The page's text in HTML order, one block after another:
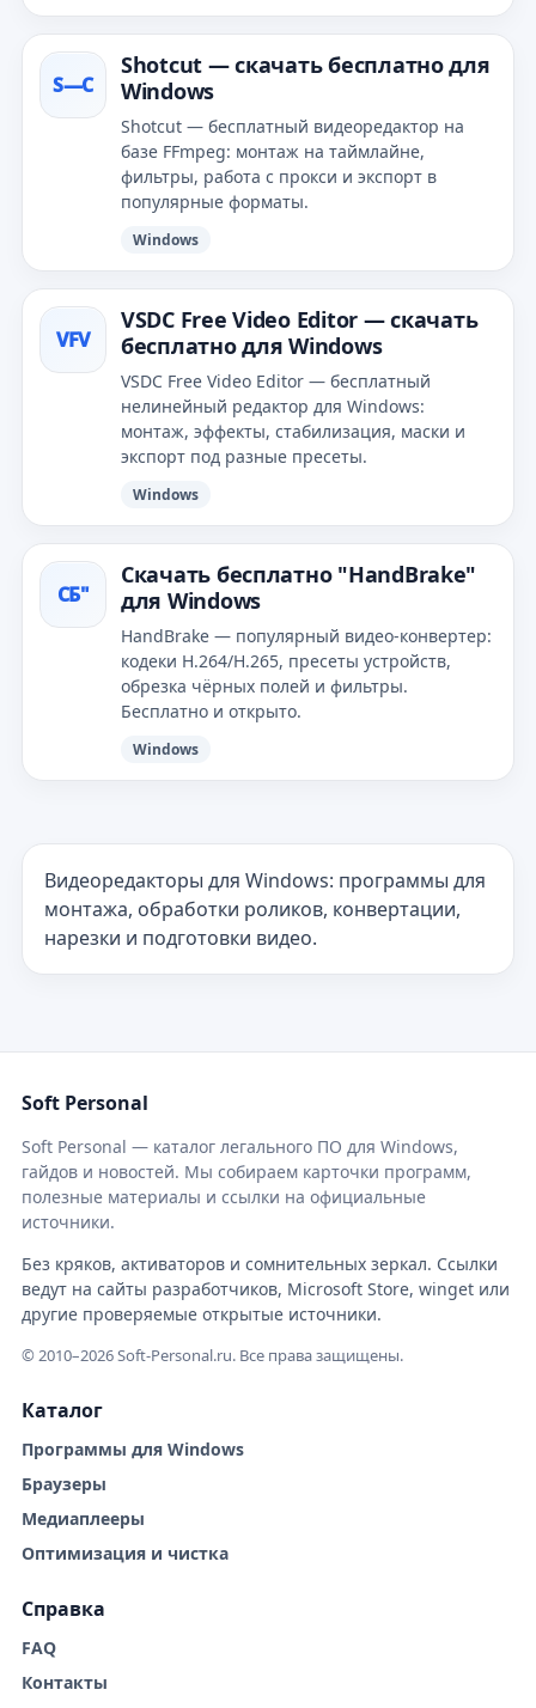
S—С
Shotcut — скачать бесплатно для
Windows
Shotcut — бесплатный видеоредактор на
базе FFmpeg: монтаж на таймлайне,
фильтры, работа с прокси и экспорт в
популярные форматы.
Windows
VFV
VSDC Free Video Editor — скачать
бесплатно для Windows
VSDC Free Video Editor — бесплатный
нелинейный редактор для Windows:
монтаж, эффекты, стабилизация, маски и
экспорт под разные пресеты.
Windows
СБ"
Скачать бесплатно "HandBrake"
для Windows
HandBrake — популярный видео‑конвертер:
кодеки H.264/H.265, пресеты устройств,
обрезка чёрных полей и фильтры.
Бесплатно и открыто.
Windows
Видеоредакторы для Windows: программы для
монтажа, обработки роликов, конвертации,
нарезки и подготовки видео.
Soft Personal
Soft Personal — каталог легального ПО для Windows,
гайдов и новостей. Мы собираем карточки программ,
полезные материалы и ссылки на официальные
источники.
Без кряков, активаторов и сомнительных зеркал. Ссылки
ведут на сайты разработчиков, Microsoft Store, winget или
другие проверяемые открытые источники.
© 2010–2026 Soft-Personal.ru. Все права защищены.
Каталог
Программы для Windows
Браузеры
Медиаплееры
Оптимизация и чистка
Справка
FAQ
Контакты